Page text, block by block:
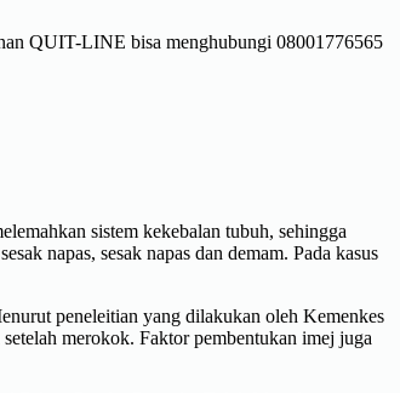
QUIT-LINE bisa menghubungi 08001776565
sistem kekebalan tubuh, sehingga
napas, sesak napas dan demam. Pada kasus
peneleitian yang dilakukan oleh Kemenkes
merokok. Faktor pembentukan imej juga